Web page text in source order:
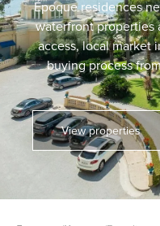
Époque residences
waterfront properties
access, local market
buying process
View properties